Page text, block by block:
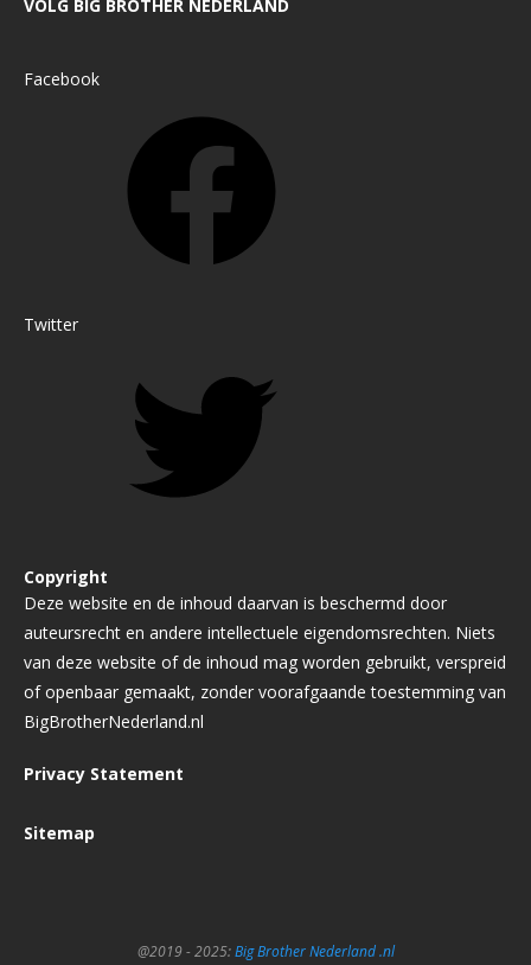
VOLG BIG BROTHER NEDERLAND
Facebook
Twitter
Copyright
Deze website en de inhoud daarvan is beschermd door
auteursrecht en andere intellectuele eigendomsrechten. Niets
van deze website of de inhoud mag worden gebruikt, verspreid
of openbaar gemaakt, zonder voorafgaande toestemming van
BigBrotherNederland.nl
Privacy Statement
Sitemap
@2019 - 2025:Big Brother Nederland .nl